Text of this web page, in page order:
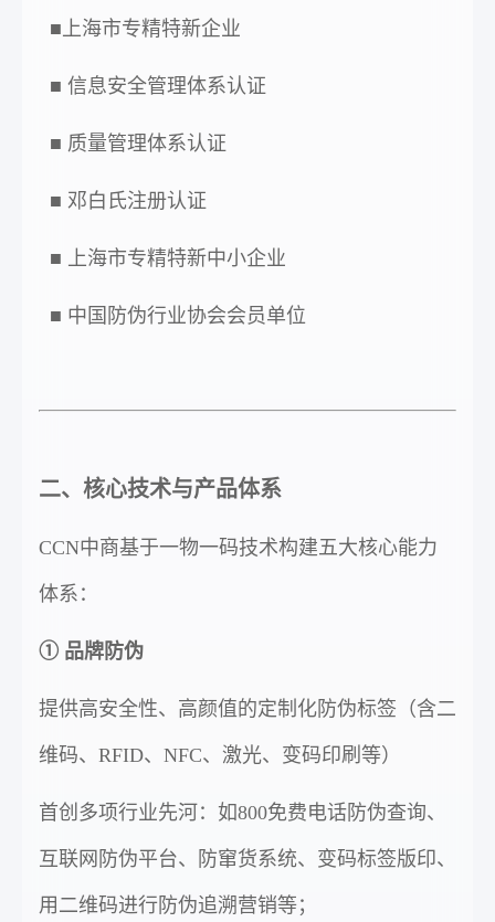
■上海市专精特新企业
■ 信息安全管理体系认证
■ 质量管理体系认证
■ 邓白氏注册认证
■ 上海市专精特新中小企业
■ 中国防伪行业协会会员单位
二、核心技术与产品体系
CCN中商基于一物一码技术构建五大核心能力
体系：
① 品牌防伪
提供高安全性、高颜值的定制化防伪标签（含二
维码、RFID、NFC、激光、变码印刷等）
首创多项行业先河：如800免费电话防伪查询、
互联网防伪平台、防窜货系统、变码标签版印、
用二维码进行防伪追溯营销等；